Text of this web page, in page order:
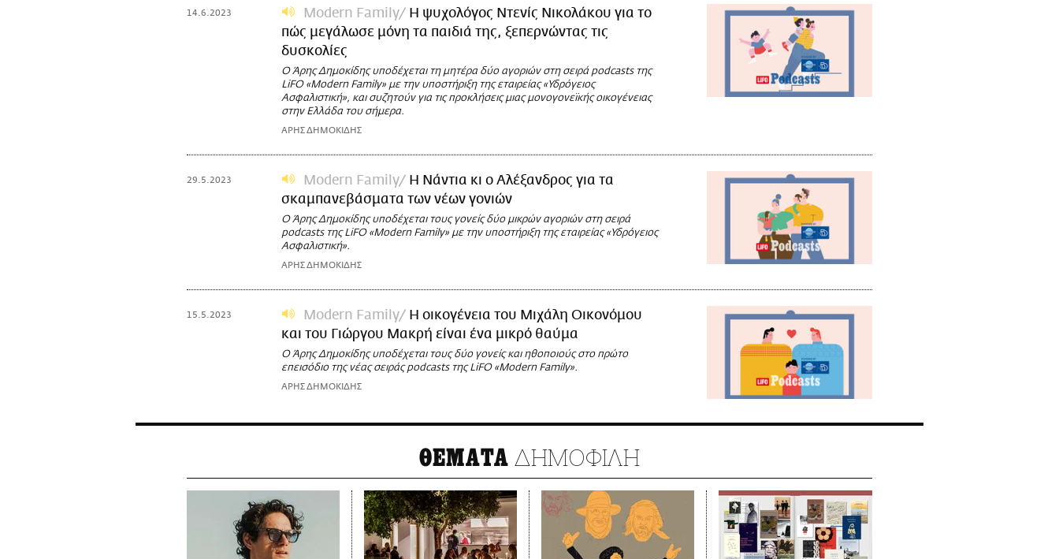
14.6.2023 Modern Family
Η ψυχολόγος Ντενίς Νικολάκου για το
πώς μεγάλωσε μόνη τα παιδιά της, ξεπερνώντας τις
δυσκολίες
Ο Άρης Δημοκίδης υποδέχεται τη μητέρα δύο αγοριών στη σειρά podcasts της
LiFO «Modern Family» με την υποστήριξη της εταιρείας «Υδρόγειος
Ασφαλιστική», και συζητούν για τις προκλήσεις μιας μονογονεϊκής οικογένειας
στην Ελλάδα του σήμερα.
ΑΡΗΣ ΔΗΜΟΚΙΔΗΣ
29.5.2023 Modern Family
Η Νάντια κι ο Αλέξανδρος για τα
σκαμπανεβάσματα των νέων γονιών
Ο Άρης Δημοκίδης υποδέχεται τους γονείς δύο μικρών αγοριών στη σειρά
podcasts της LiFO «Modern Family» με την υποστήριξη της εταιρείας «Υδρόγειος
Ασφαλιστική».
ΑΡΗΣ ΔΗΜΟΚΙΔΗΣ
15.5.2023 Modern Family
Η οικογένεια του Μιχάλη Οικονόμου
και του Γιώργου Μακρή είναι ένα μικρό θαύμα
Ο Άρης Δημοκίδης υποδέχεται τους δύο γονείς και ηθοποιούς στο πρώτο
επεισόδιο της νέας σειράς podcasts της LiFO «Modern Family».
ΑΡΗΣ ΔΗΜΟΚΙΔΗΣ
ΘΕΜΑΤΑ ΔΗΜΟΦΙΛΗ